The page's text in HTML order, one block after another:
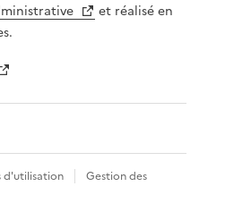
et réalisé en
d'utilisation Gestion des